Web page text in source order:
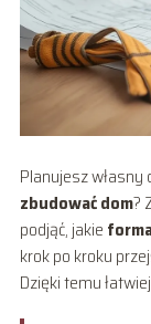
Planujesz własny
zbudować dom?
podjąć, jakie
krok po kroku
Dzięki temu